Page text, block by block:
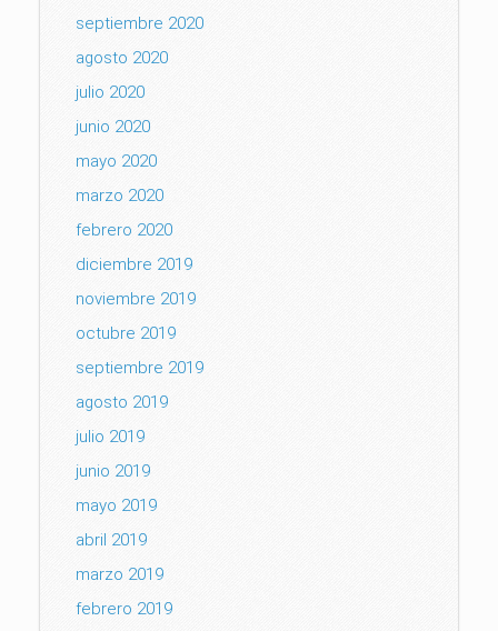
septiembre 2020
agosto 2020
julio 2020
junio 2020
mayo 2020
marzo 2020
febrero 2020
diciembre 2019
noviembre 2019
octubre 2019
septiembre 2019
agosto 2019
julio 2019
junio 2019
mayo 2019
abril 2019
marzo 2019
febrero 2019